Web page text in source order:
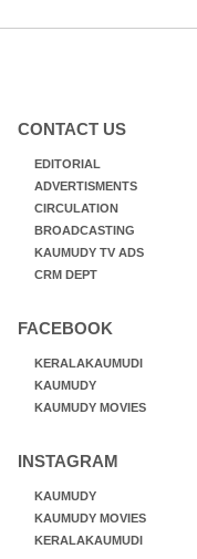
CONTACT US
EDITORIAL
ADVERTISMENTS
CIRCULATION
BROADCASTING
KAUMUDY TV ADS
CRM DEPT
FACEBOOK
KERALAKAUMUDI
KAUMUDY
KAUMUDY MOVIES
INSTAGRAM
KAUMUDY
KAUMUDY MOVIES
KERALAKAUMUDI